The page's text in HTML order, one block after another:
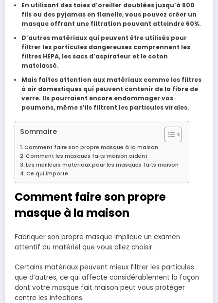
En utilisant des taies d’oreiller doublées jusqu’à 600
fils ou des pyjamas en flanelle, vous pouvez créer un
masque offrant une filtration pouvant atteindre 60%.
D’autres matériaux qui peuvent être utilisés pour
filtrer les particules dangereuses comprennent les
filtres HEPA, les sacs d’aspirateur et le coton
matelassé.
Mais faites attention aux matériaux comme les filtres
à air domestiques qui peuvent contenir de la fibre de
verre. Ils pourraient encore endommager vos
poumons, même s’ils filtrent les particules virales.
Sommaire
Comment faire son propre masque à la maison
Comment les masques faits maison aident
Les meilleurs matériaux pour les masques faits maison
Ce qui importe
Comment faire son propre
masque à la maison
Fabriquer son propre masque implique un examen
attentif du matériel que vous allez choisir.
Certains matériaux peuvent mieux filtrer les particules
que d’autres, ce qui affecte considérablement la façon
dont votre masque fait maison peut vous protéger
contre les infections.